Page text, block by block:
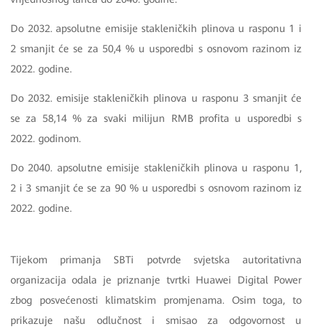
Do 2032. apsolutne emisije stakleničkih plinova u rasponu 1 i
2 smanjit će se za 50,4 % u usporedbi s osnovom razinom iz
2022. godine.
Do 2032. emisije stakleničkih plinova u rasponu 3 smanjit će
se za 58,14 % za svaki milijun RMB profita u usporedbi s
2022. godinom.
Do 2040. apsolutne emisije stakleničkih plinova u rasponu 1,
2 i 3 smanjit će se za 90 % u usporedbi s osnovom razinom iz
2022. godine.
Tijekom primanja SBTi potvrde svjetska autoritativna
organizacija odala je priznanje tvrtki Huawei Digital Power
zbog posvećenosti klimatskim promjenama. Osim toga, to
prikazuje našu odlučnost i smisao za odgovornost u